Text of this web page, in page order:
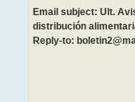
Email subject: Ult.
distribución
Reply-to: